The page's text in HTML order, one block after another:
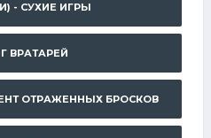
- СУХИЕ ИГРЫ
ВРАТАРЕЙ
ОТРАЖЕННЫХ БРОСКОВ